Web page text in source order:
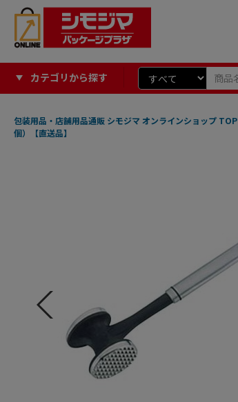
カテゴリから探す
包装用品・店舗用品通販 シモジマ オンラインショップ TOP
個）【直送品】